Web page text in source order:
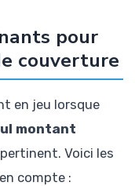
pour
couverture
en jeu lorsque
montant
pertinent. Voici les
compte :